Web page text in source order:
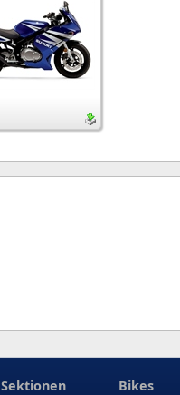
Sektionen Bikes